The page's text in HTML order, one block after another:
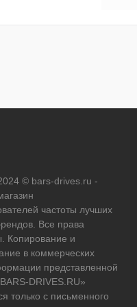
© bars-drives.ru -
частоты лучших
Все права
Копирование и
в коммерческих
представленной
DRIVES.RU»
только с письменного